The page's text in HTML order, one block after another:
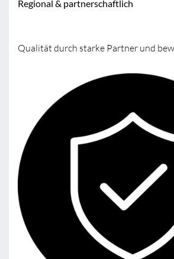
Regional & partnerschaftlich
Qualität durch starke Partner und